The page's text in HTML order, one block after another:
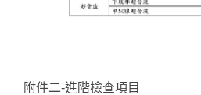
附件二-進階檢查項目